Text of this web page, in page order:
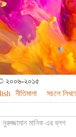
© ২০০৬-২০১৫
নীতিমালা সচলে
নুরুজ্জামান মানিক এর ব্লগ